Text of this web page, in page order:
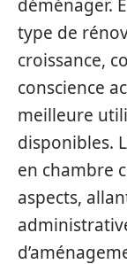
déménager.
type de
croissance,
conscience
meilleure
disponibles.
en chambre
aspects,